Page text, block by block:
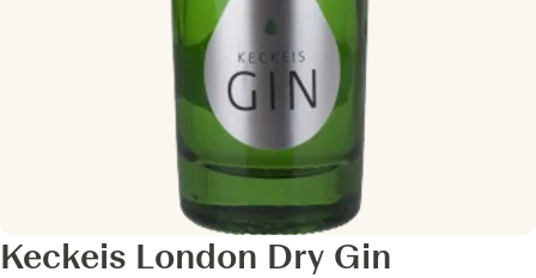
Keckeis London Dry Gin